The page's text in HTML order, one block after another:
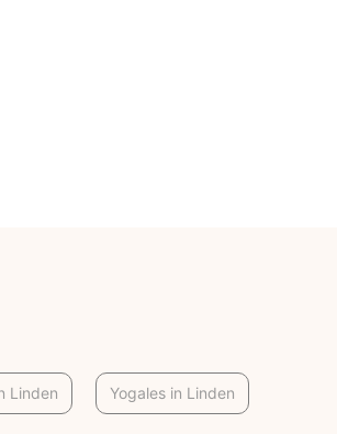
Linden Yogales in Linden